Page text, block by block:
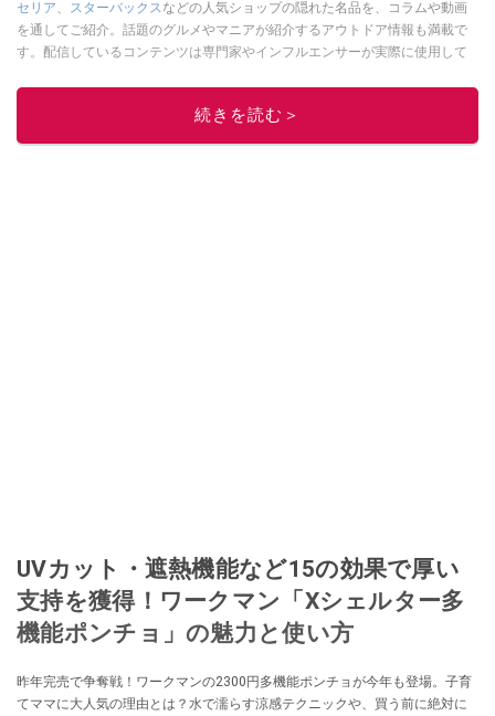
セリア
スターバックス などの人気ショップの隠れた名品を、コラムや動画
を通してご紹介。話題のグルメやマニアが紹介するアウトドア情報も満載で
す。配信しているコンテンツは専門家やインフルエンサーが実際に使用して
ニュースでフォロー
続きを読む＞
UVカット・遮熱機能など15の効果で厚い
支持を獲得！ワークマン「Xシェルター多
機能ポンチョ」の魅力と使い方
昨年完売で争奪戦！ワークマンの2300円多機能ポンチョが今年も登場。子育
てママに大人気の理由とは？水で濡らす涼感テクニックや、買う前に絶対に